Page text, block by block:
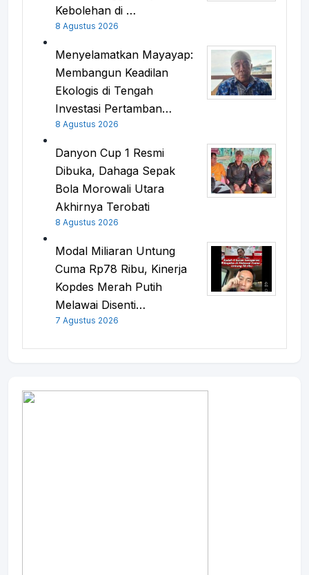
Kebolehan di …
8 Agustus 2026
Menyelamatkan Mayayap:
Membangun Keadilan
Ekologis di Tengah
Investasi Pertamban…
8 Agustus 2026
Danyon Cup 1 Resmi
Dibuka, Dahaga Sepak
Bola Morowali Utara
Akhirnya Terobati
8 Agustus 2026
Modal Miliaran Untung
Cuma Rp78 Ribu, Kinerja
Kopdes Merah Putih
Melawai Disenti…
7 Agustus 2026